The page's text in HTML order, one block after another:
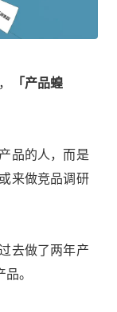
「产品蝗
品的人，而是
来做竞品调研
去做了两年产
。